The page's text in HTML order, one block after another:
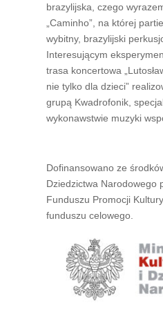
brazylijska, czego
„Caminho”, na której
wybitny, brazylijski
Interesującym
trasa koncertowa
nie tylko dla dzieci”
grupą Kwadrofonik,
wykonawstwie muzyki
Dofinansowano ze
Dziedzictwa Narodowego
Funduszu Promocji
funduszu celowego.